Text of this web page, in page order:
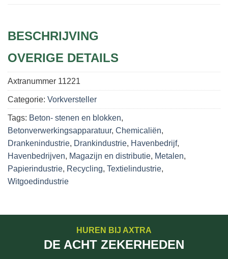
BESCHRIJVING
OVERIGE DETAILS
Axtranummer 11221
Categorie: Vorkversteller
Tags: Beton- stenen en blokken,
Betonverwerkingsapparatuur, Chemicaliën,
Drankenindustrie, Drankindustrie, Havenbedrijf,
Havenbedrijven, Magazijn en distributie, Metalen,
Papierindustrie, Recycling, Textielindustrie,
Witgoedindustrie
HUREN BIJ AXTRA
DE ACHT ZEKERHEDEN